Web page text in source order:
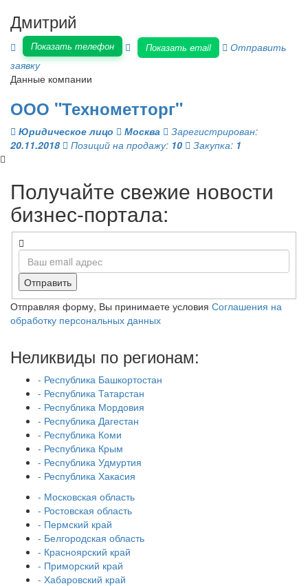
Дмитрий
Показать телефон Показать email
Отправить
заявку
Данные компании
ООО "Технометторг"
Юридическое лицо Москва
Зарегистрирован:
20.11.2018
Позиций на продажу: 10 Закупка: 1
Получайте свежие новости
бизнес-портала:
Отправить
Отправляя форму, Вы принимаете условия Соглашения на
обработку персональных данных
Неликвиды по регионам:
- Республика Башкортостан
- Республика Татарстан
- Республика Мордовия
- Республика Дагестан
- Республика Коми
- Республика Крым
- Республика Удмуртия
- Республика Хакасия
- Московская область
- Ростовская область
- Пермский край
- Белгородская область
- Красноярский край
- Приморский край
- Хабаровский край